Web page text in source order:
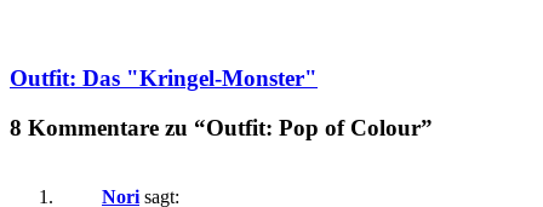
Outfit: Das "Kringel-Monster"
8 Kommentare zu “Outfit: Pop of Colour”
Nori sagt: